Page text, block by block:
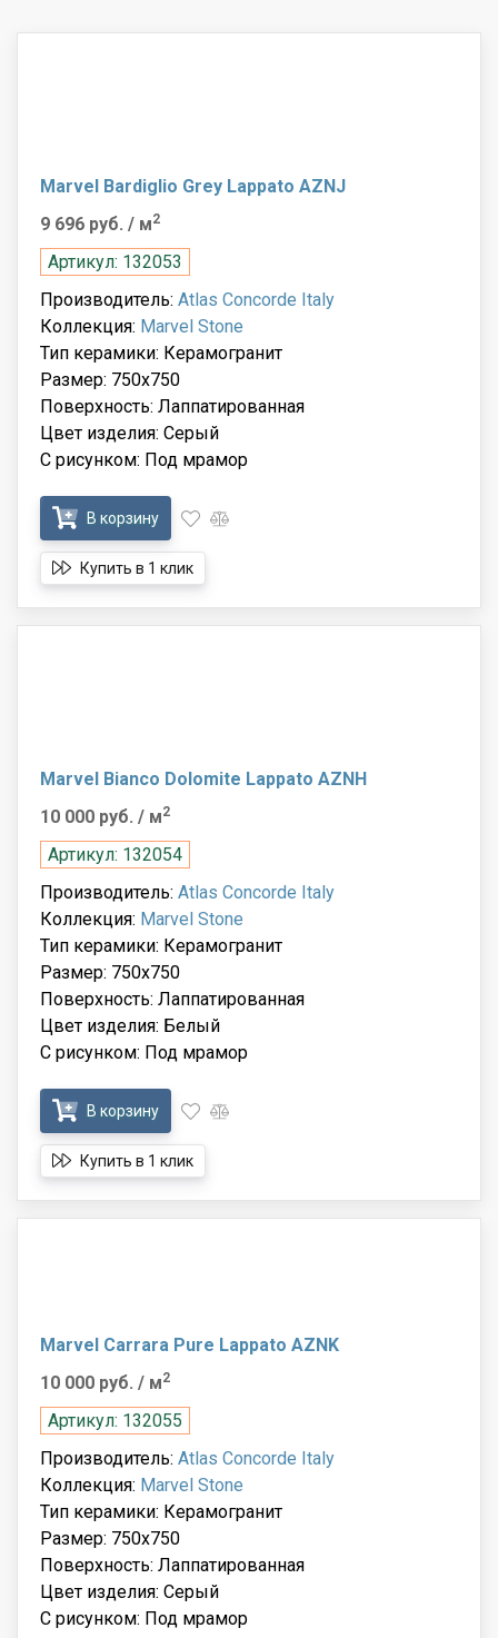
Marvel Bardiglio Grey Lappato AZNJ
9 696 руб. / м2
Артикул: 132053
Производитель: Atlas Concorde Italy
Коллекция: Marvel Stone
Тип керамики: Керамогранит
Размер: 750x750
Поверхность: Лаппатированная
Цвет изделия: Серый
С рисунком: Под мрамор
В корзину
Купить в 1 клик
Marvel Bianco Dolomite Lappato AZNH
10 000 руб. / м2
Артикул: 132054
Производитель: Atlas Concorde Italy
Коллекция: Marvel Stone
Тип керамики: Керамогранит
Размер: 750x750
Поверхность: Лаппатированная
Цвет изделия: Белый
С рисунком: Под мрамор
В корзину
Купить в 1 клик
Marvel Carrara Pure Lappato AZNK
10 000 руб. / м2
Артикул: 132055
Производитель: Atlas Concorde Italy
Коллекция: Marvel Stone
Тип керамики: Керамогранит
Размер: 750x750
Поверхность: Лаппатированная
Цвет изделия: Серый
С рисунком: Под мрамор